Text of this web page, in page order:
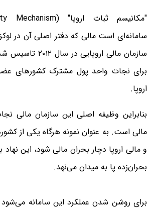
سامانه‌ای است مالی که دفتر اصلی آن در
سازمان مالی
برای نجات واحد پول مشترک کشورهای
اروپا.
بنابراین وظیفه اصلی این سازمان مالی
مالی است. به عنوان نمونه هرگاه یکی از
و مالی اروپا دچار بحران مالی شود، این
بحران‌زده پا به میدان می‌نهد.
برای روشن شدن عملکرد این سامانه می‌شود